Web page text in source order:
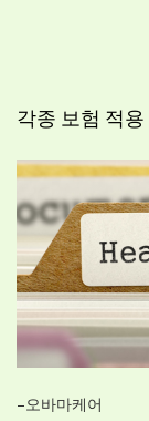
각종 보험 적용
–오바마케어